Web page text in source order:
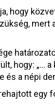
hogy
mert
hogy: „…
a népi
egy